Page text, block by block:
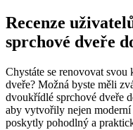
Recenze
sprchové dveře
Chystáte se renovovat svou
dveře? Možná byste měli
dvoukřídlé sprchové dveře
aby vytvořily nejen
poskytly pohodlný a